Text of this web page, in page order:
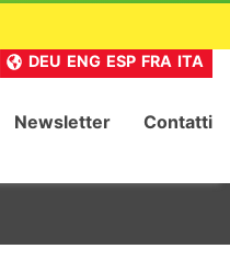
DEU ENG ESP FRA ITA
Newsletter Contatti